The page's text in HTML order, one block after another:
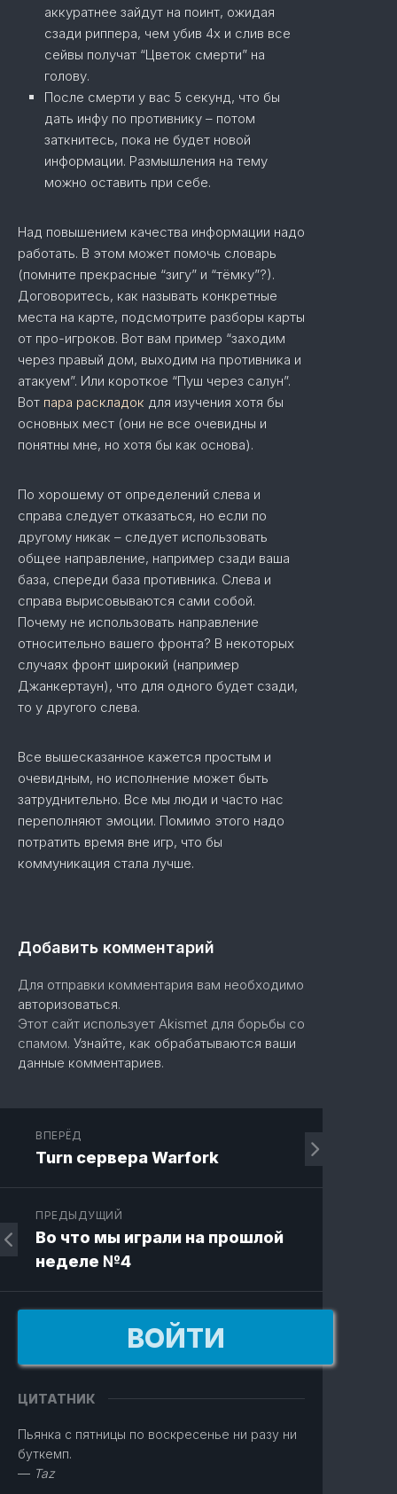
аккуратнее зайдут на поинт, ожидая
сзади риппера, чем убив 4х и слив все
сейвы получат “Цветок смерти” на
голову.
После смерти у вас 5 секунд, что бы
дать инфу по противнику – потом
заткнитесь, пока не будет новой
информации. Размышления на тему
можно оставить при себе.
Над повышением качества информации надо
работать. В этом может помочь словарь
(помните прекрасные “зигу” и “тёмку”?).
Договоритесь, как называть конкретные
места на карте, подсмотрите разборы карты
от про-игроков. Вот вам пример “заходим
через правый дом, выходим на противника и
атакуем”. Или короткое “Пуш через салун”.
Вот пара раскладок для изучения хотя бы
основных мест (они не все очевидны и
понятны мне, но хотя бы как основа).
По хорошему от определений слева и
справа следует отказаться, но если по
другому никак – следует использовать
общее направление, например сзади ваша
база, спереди база противника. Слева и
справа вырисовываются сами собой.
Почему не использовать направление
относительно вашего фронта? В некоторых
случаях фронт широкий (например
Джанкертаун), что для одного будет сзади,
то у другого слева.
Все вышесказанное кажется простым и
очевидным, но исполнение может быть
затруднительно. Все мы люди и часто нас
переполняют эмоции. Помимо этого надо
потратить время вне игр, что бы
коммуникация стала лучше.
Добавить комментарий
Для отправки комментария вам необходимо
авторизоваться.
Этот сайт использует Akismet для борьбы со
спамом. Узнайте, как обрабатываются ваши
данные комментариев.
ВПЕРЁД
Turn сервера Warfork
ПРЕДЫДУЩИЙ
Во что мы играли на прошлой
неделе №4
ВОЙТИ
ЦИТАТНИК
Пьянка с пятницы по воскресенье ни разу ни
буткемп.
— Taz